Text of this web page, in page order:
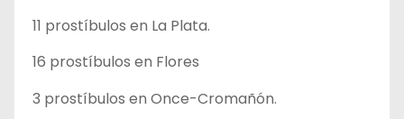
11 prostíbulos en La Plata.
16 prostíbulos en Flores
3 prostíbulos en Once-Cromañón.